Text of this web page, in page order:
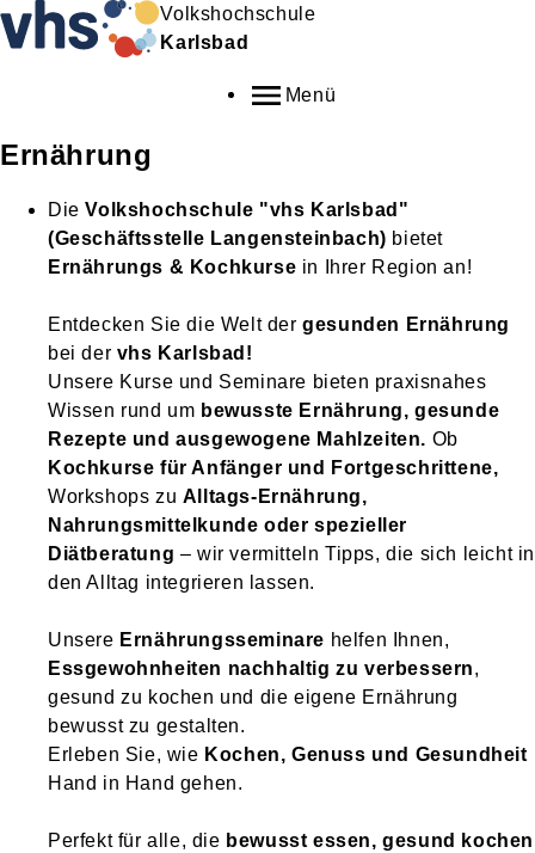
Volkshochschule
Karlsbad
Menü
Ernährung
DieVolkshochschule "vhs Karlsbad"
(Geschäftsstelle Langensteinbach) bietet
Ernährungs & Kochkurse in Ihrer Region an!
Entdecken Sie die Welt dergesunden Ernährung
bei der vhs Karlsbad!
Unsere Kurse und Seminare bieten praxisnahes
Wissen rund um bewusste Ernährung, gesunde
Rezepte und ausgewogene Mahlzeiten. Ob
Kochkurse für Anfänger und Fortgeschrittene,
Workshops zu Alltags-Ernährung,
Nahrungsmittelkunde oder spezieller
Diätberatung – wir vermitteln Tipps, die sich leicht in
den Alltag integrieren lassen.
Unsere Ernährungsseminare helfen Ihnen,
Essgewohnheiten nachhaltig zu verbessern,
gesund zu kochen und die eigene Ernährung
bewusst zu gestalten.
Erleben Sie, wie Kochen, Genuss und Gesundheit
Hand in Hand gehen.
Perfekt für alle, die bewusst essen, gesund kochen